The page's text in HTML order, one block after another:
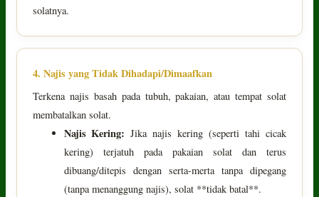
solatnya.
4. Najis yang Tidak Dihadapi/Dimaafkan
Terkena najis basah pada tubuh, pakaian, atau tempat solat
membatalkan solat.
Najis Kering: Jika najis kering (seperti tahi cicak
kering) terjatuh pada pakaian solat dan terus
dibuang/ditepis dengan serta-merta tanpa dipegang
(tanpa menanggung najis), solat **tidak batal**.